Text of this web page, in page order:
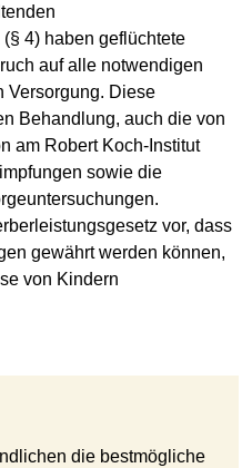
4) haben geflüchtete
auf alle notwendigen
Versorgung. Diese
Behandlung, auch die von
am Robert Koch-Institut
sowie die
vor, dass
gewährt werden können,
von Kindern
die bestmögliche